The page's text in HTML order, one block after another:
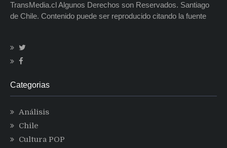
TransMedia.cl Algunos Derechos son Reservados. Santiago
de Chile. Contenido puede ser reproducido citando la fuente
Categorias
Análisis
Chile
Cultura POP